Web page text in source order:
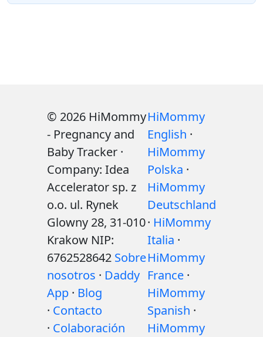
© 2026 HiMommy
- Pregnancy and
Baby Tracker ·
Company: Idea
Accelerator sp. z
o.o. ul. Rynek
Glowny 28, 31-010
Krakow NIP:
6762528642 Sobre
nosotros · Daddy
App · Blog
· Contacto
· Colaboración
HiMommy
English ·
HiMommy
Polska ·
HiMommy
Deutschland
· HiMommy
Italia ·
HiMommy
France ·
HiMommy
Spanish ·
HiMommy